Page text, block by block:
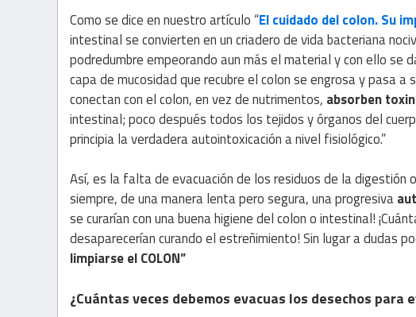
Como se dice en nuestro artículo “El cuidado del colon. Su
intestinal se convierten en un criadero de vida bacteriana
podredumbre empeorando aun más el material y con ello se
capa de mucosidad que recubre el colon se engrosa y pasa a
conectan con el colon, en vez de nutrimentos, absorben
intestinal; poco después todos los tejidos y órganos del
principia la verdadera autointoxicación a nivel fisiológico.”
Así, es la falta de evacuación de los residuos de la
siempre, de una manera lenta pero segura, una progresiva
se curarían con una buena higiene del colon o intestinal!
desaparecerían curando el estreñimiento! Sin lugar a dudas
limpiarse el COLON”
¿Cuántas veces debemos evacuas los desechos